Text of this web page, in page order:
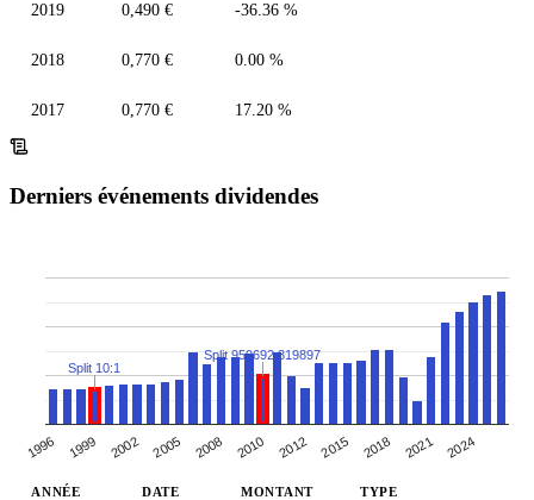
2019 0,490 € -36.36 %
2018 0,770 € 0.00 %
2017 0,770 € 17.20 %
Derniers événements dividendes
1996 1999 2002 2005 2008 2010 2012 2015 2018 2021 2024
Split 10:1
Split 959692:319897
ANNÉE DATE MONTANT TYPE